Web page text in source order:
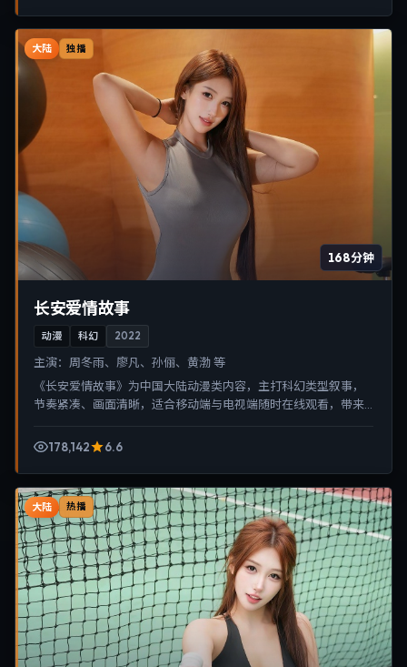
大陆 独播
168分钟
长安爱情故事
动漫 科幻 2022
主演： 周冬雨、廖凡、孙俪、黄渤 等
《长安爱情故事》为中国大陆动漫类内容，主打科幻类型叙事，
节奏紧凑、画面清晰，适合移动端与电视端随时在线观看，带来
178,142
6.6
大陆 热播